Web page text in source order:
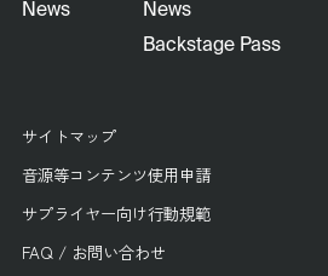
News
News
Backstage Pass
サイトマップ
音源等コンテンツ使用申請
サプライヤー向け行動規範
FAQ / お問い合わせ